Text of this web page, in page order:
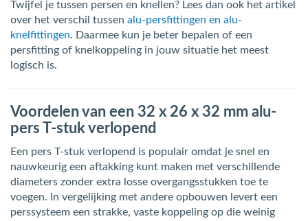
Twijfel je tussen persen en knellen? Lees dan ook het artikel
over het verschil tussen alu-persfittingen en alu-
knelfittingen. Daarmee kun je beter bepalen of een
persfitting of knelkoppeling in jouw situatie het meest
logisch is.
Voordelen van een 32 x 26 x 32 mm alu-
pers T-stuk verlopend
Een pers T-stuk verlopend is populair omdat je snel en
nauwkeurig een aftakking kunt maken met verschillende
diameters zonder extra losse overgangsstukken toe te
voegen. In vergelijking met andere opbouwen levert een
perssysteem een strakke, vaste koppeling op die weinig